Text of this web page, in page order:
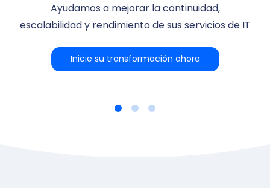
Ayudamos a mejorar la continuidad,
escalabilidad y rendimiento de sus servicios de IT
Inicie su transformación ahora